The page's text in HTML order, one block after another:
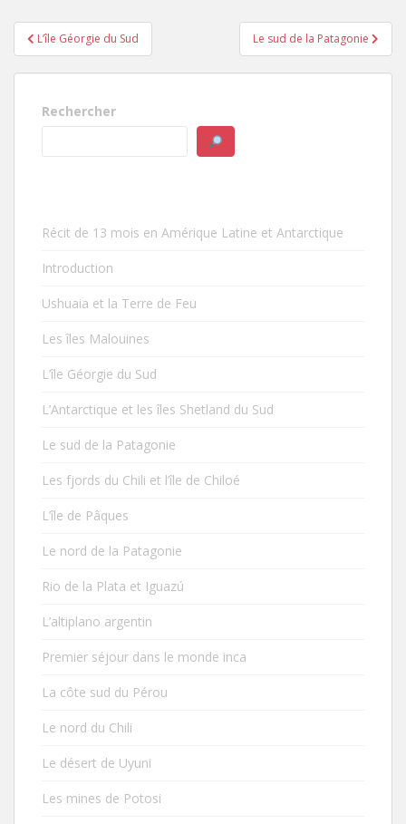
Navigation
de
l’article
L’île Géorgie du Sud Le sud de la Patagonie
Rechercher
Récit de 13 mois en Amérique Latine et Antarctique
Introduction
Ushuaia et la Terre de Feu
Les îles Malouines
L’île Géorgie du Sud
L’Antarctique et les îles Shetland du Sud
Le sud de la Patagonie
Les fjords du Chili et l’île de Chiloé
L’île de Pâques
Le nord de la Patagonie
Rio de la Plata et Iguazú
L’altiplano argentin
Premier séjour dans le monde inca
La côte sud du Pérou
Le nord du Chili
Le désert de Uyuni
Les mines de Potosi